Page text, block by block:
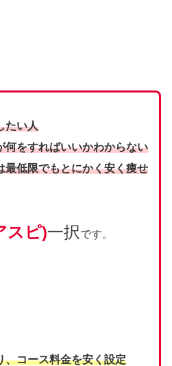
たい人
何をすればいいかわからない
最低限でもとにかく安く痩せ
スピ)一択です。
、コース料金を安く設定